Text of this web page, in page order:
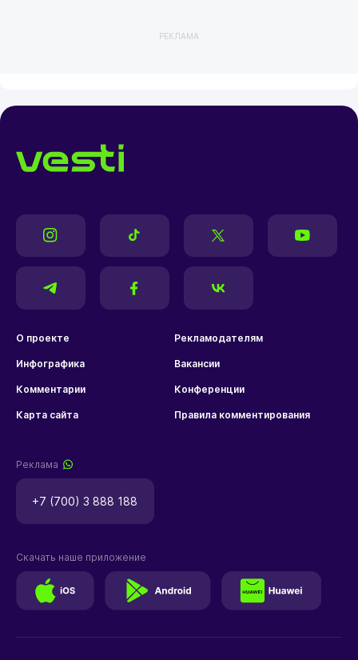
РЕКЛАМА
О проекте Рекламодателям
Инфографика Вакансии
Комментарии Конференции
Карта сайта Правила комментирования
Реклама
+7 (700) 3 888 188
Скачать наше приложение